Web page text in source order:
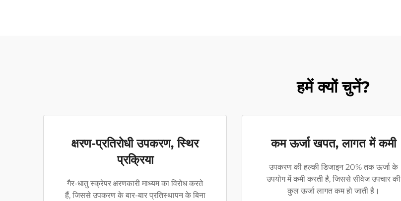
हमें क्यों चुनें?
क्षरण-प्रतिरोधी उपकरण, स्थिर
प्रक्रिया
गैर-धातु स्क्रेपर क्षरणकारी माध्यम का विरोध करते
हैं, जिससे उपकरण के बार-बार प्रतिस्थापन के बिना
कम ऊर्जा खपत, लागत में कमी
उपकरण की हल्की डिजाइन 20% तक ऊर्जा के
उपयोग में कमी करती है, जिससे सीवेज उपचार की
कुल ऊर्जा लागत कम हो जाती है।